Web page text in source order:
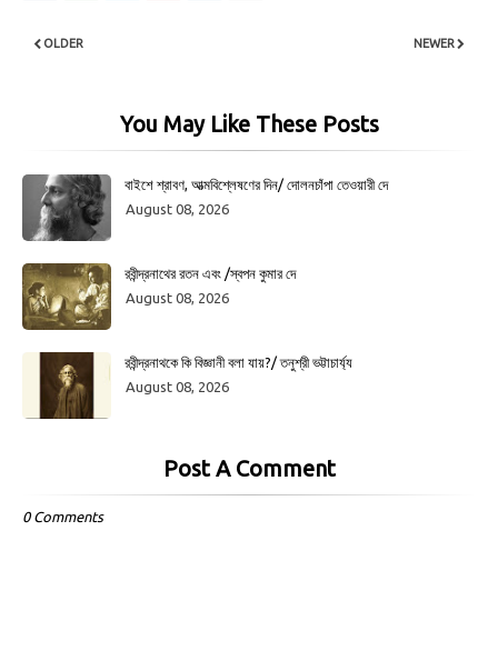
NEWER
OLDER
You May Like These Posts
বাইশে শ্রাবণ, আত্মবিশ্লেষণের দিন/ দোলনচাঁপা তেওয়ারী দে
August 08, 2026
রবীন্দ্রনাথের রতন এবং /স্বপন কুমার দে
August 08, 2026
রবীন্দ্রনাথকে কি বিজ্ঞানী বলা যায়?/ তনুশ্রী ভট্টাচার্য্য
August 08, 2026
Post A Comment
0 Comments